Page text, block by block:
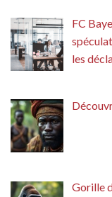
FC
les
Gorille